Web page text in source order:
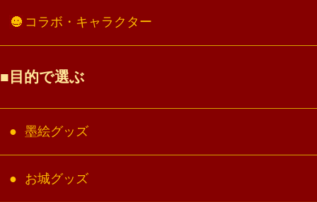
コラボ・キャラクター
目的で選ぶ
墨絵グッズ
お城グッズ